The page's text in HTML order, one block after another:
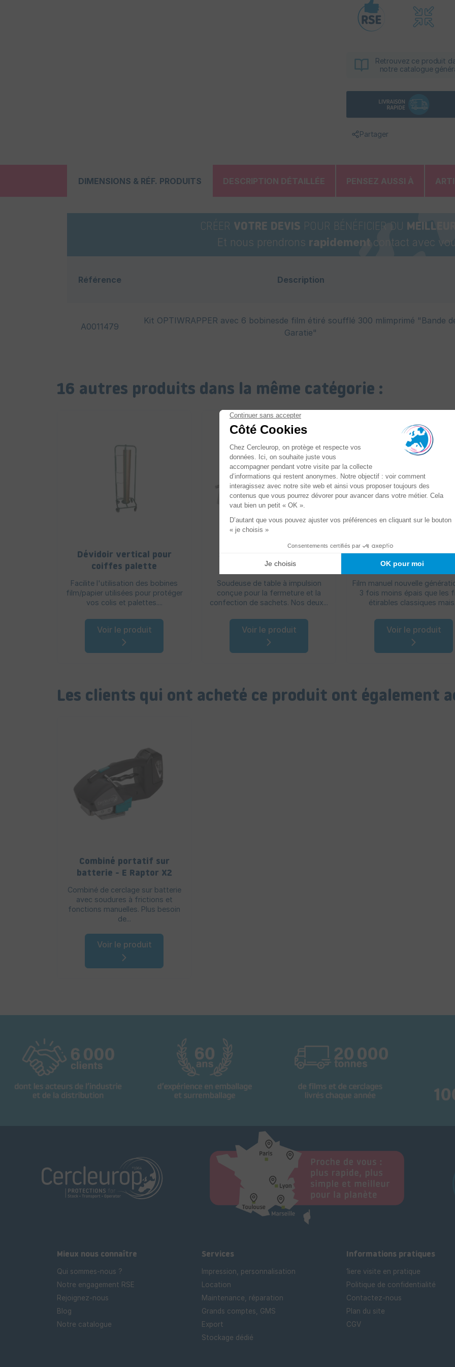
Retrouvez ce produit
notre catalogue
Partager
DIMENSIONS & RÉF. PRODUITS DESCRIPTION DÉTAILLÉE PENSEZ AUSSI À
CRÉER VOTRE DEVIS POUR BÉNÉFICIER DU
Et nous prendrons rapidement contact avec
Référence Description
A0011479
Kit OPTIWRAPPER avec 6 bobinesde film étiré soufflé 300 mlimprimé "Bande
Garatie"
16 autres produits dans la même catégorie :
Dévidoir vertical pour
coiffes palette
Facilite l'utilisation des bobines
film/papier utilisées pour protéger
vos colis et palettes....
Voir le produit
coupe
Soudeuse de table à impulsion
conçue pour la fermeture et la
confection de sachets. Nos deux...
Voir le produit
Film étiré manuel
transparent
Film manuel nouvelle
3 fois moins épais que les
étirables classiques
Voir le produit
Les clients qui ont acheté ce produit ont également
Combiné portatif sur
batterie - E Raptor X2
13/16 mm
Combiné de cerclage sur batterie
avec soudures à frictions et
fonctions manuelles. Plus besoin
de...
Voir le produit
Mieux nous connaître
Qui sommes-nous ?
Notre engagement RSE
Rejoignez-nous
Blog
Notre catalogue
Services
Impression, personnalisation
Location
Maintenance, réparation
Grands comptes, GMS
Export
Stockage dédié
Informations pratiques
1iere visite en pratique
Politique de confidentialité
Contactez-nous
Plan du site
CGV